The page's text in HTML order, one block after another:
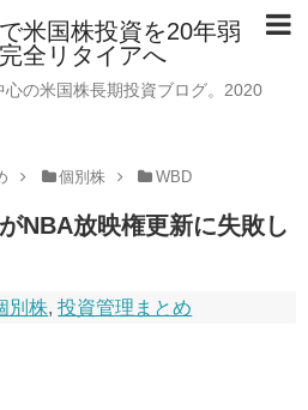
米国株投資を20年弱
全リタイアへ
の米国株長期投資ブログ。2020
個別株 WBD
NBA放映権更新に失敗し
別株,投資管理まとめ